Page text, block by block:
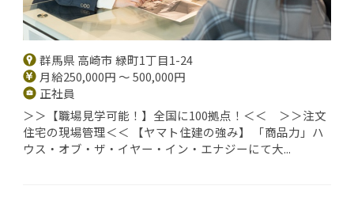
群馬県 高崎市 緑町1丁目1-24
月給250,000円 ～ 500,000円
正社員
＞＞【職場見学可能！】全国に100拠点！＜＜ ＞＞注文
住宅の現場管理＜＜ 【ヤマト住建の強み】 「商品力」ハ
ウス・オブ・ザ・イヤー・イン・エナジーにて大...